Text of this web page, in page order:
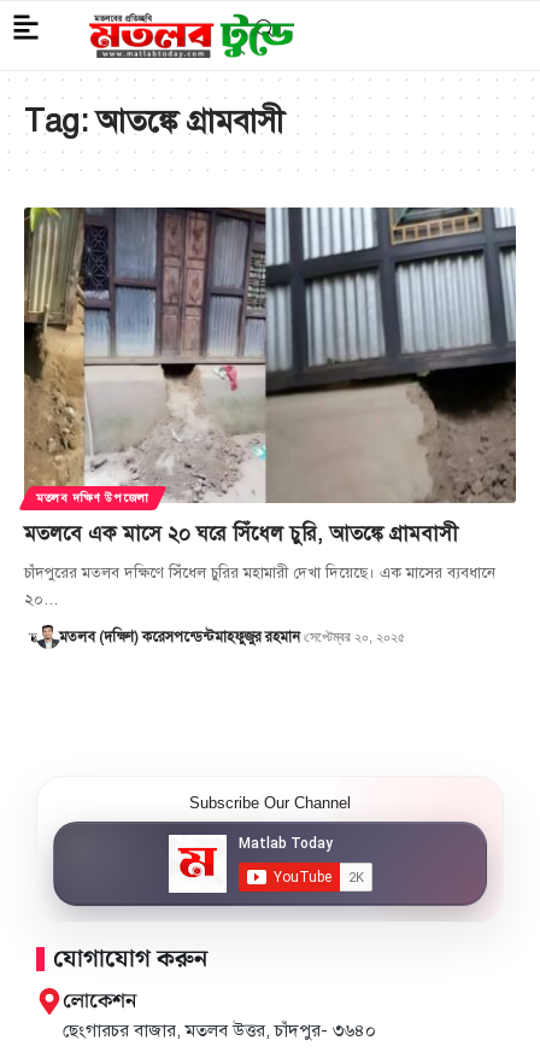
Tag:আতঙ্কে গ্রামবাসী
মতলব দক্ষিণ উপজেলা
মতলবে এক মাসে ২০ ঘরে সিঁধেল চুরি, আতঙ্কে গ্রামবাসী
চাঁদপুরের মতলব দক্ষিণে সিঁধেল চুরির মহামারী দেখা দিয়েছে। এক মাসের ব্যবধানে
২০…
মতলব (দক্ষিণ) করেসপন্ডেন্টমাহফুজুর রহমান সেপ্টেম্বর ২০, ২০২৫
Subscribe Our Channel
যোগাযোগ করুন
লোকেশন
ছেংগারচর বাজার, মতলব উত্তর, চাঁদপুর- ৩৬৪০